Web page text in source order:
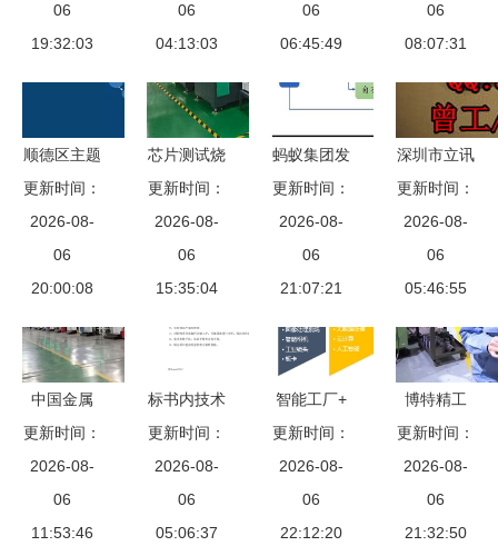
与等费用概
览
06
19:32:03
颁发，引领
技术服务新
06
04:13:03
全周期护航
体系
06
06:45:49
业高质量发
展与技术服
06
08:07:31
顺德区主题
产业园与省
级工业互联
网标杆项目
申报指南
机遇与挑战
更新时间：
2026-08-
06
20:00:08
芯片测试烧
录公司怎么
挑 避坑指
南帮你锁定
靠谱技术伙
更新时间：
2026-08-
06
15:35:04
蚂蚁集团发
展历程 股
权架构 财
务表现 业
务版图 运
外布局
更新时间：
2026-08-
06
21:07:21
深圳市立讯
产品技术服
务认证公司
技术服务的
卓越典范
更新时间：
2026-08-
06
05:46:55
中国金属
3D打印产
业新里程
近百家工厂
技术服务升
更新时间：
2026-08-
06
11:53:46
标书内技术
服务与售后
服务方案
技术服务篇
更新时间：
2026-08-
06
05:06:37
智能工厂+
S-
FACTORY
EXPO
2019掀起
更新时间：
2026-08-
06
22:12:20
博特精工
新年新订单
催奋进 技
术服务铸就
发展新高地
更新时间：
2026-08-
06
21:32:50